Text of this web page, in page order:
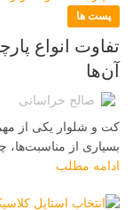
پست ها
تفاوت انواع
آن‌ها
صالح خراسانی
کت و شلوار یکی از
بسیاری از
ادامه مطلب